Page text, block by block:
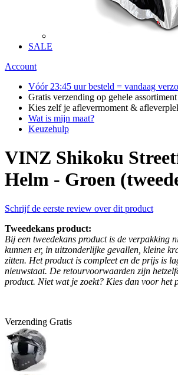
SALE
Account
Vóór 23:45 uur besteld = vandaag
Gratis verzending op gehele assortiment
Kies zelf je aflevermoment &
Wat is mijn maat?
Keuzehulp
VINZ Shikoku
Helm - Groen
Schrijf de eerste review over dit product
Tweedekans product:
Bij een tweedekans product is de verpakking
kunnen er, in uitzonderlijke gevallen, kleine
zitten. Het product is compleet en de prijs is
nieuwstaat. De retourvoorwaarden zijn
product. Niet wat je zoekt? Kies dan voor het
Verzending Gratis